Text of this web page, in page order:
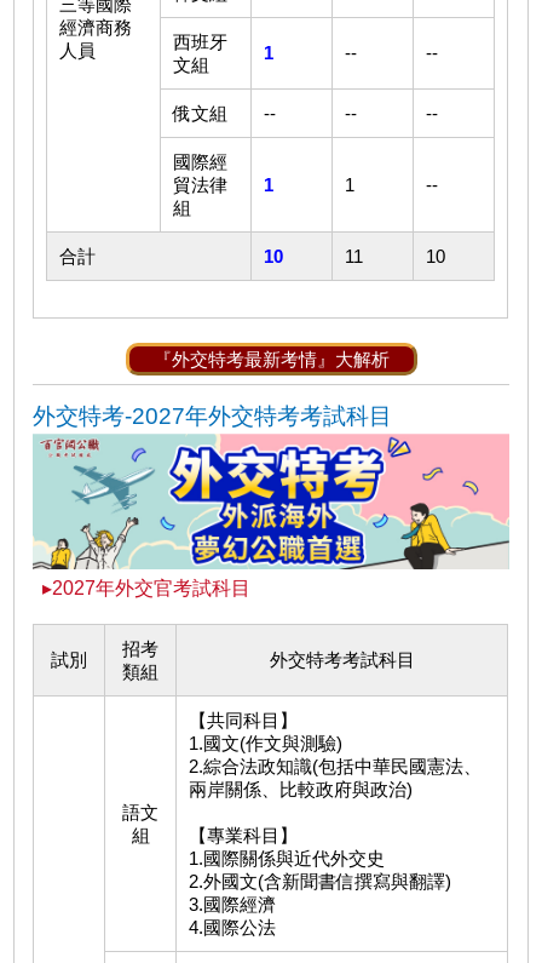
經濟商務
人員
西班牙
文組
1 -- --
俄文組 -- -- --
國際經
貿法律
組
1 1 --
合計 10 11 10
『外交特考最新考情』大解析
外交特考-2027年外交特考考試科目
▸2027年外交官考試科目
試別
招考
類組
外交特考考試科目
語文
組
【共同科目】
1.國文(作文與測驗)
2.綜合法政知識(包括中華民國憲法、
兩岸關係、比較政府與政治)
【專業科目】
1.國際關係與近代外交史
2.外國文(含新聞書信撰寫與翻譯)
3.國際經濟
4.國際公法